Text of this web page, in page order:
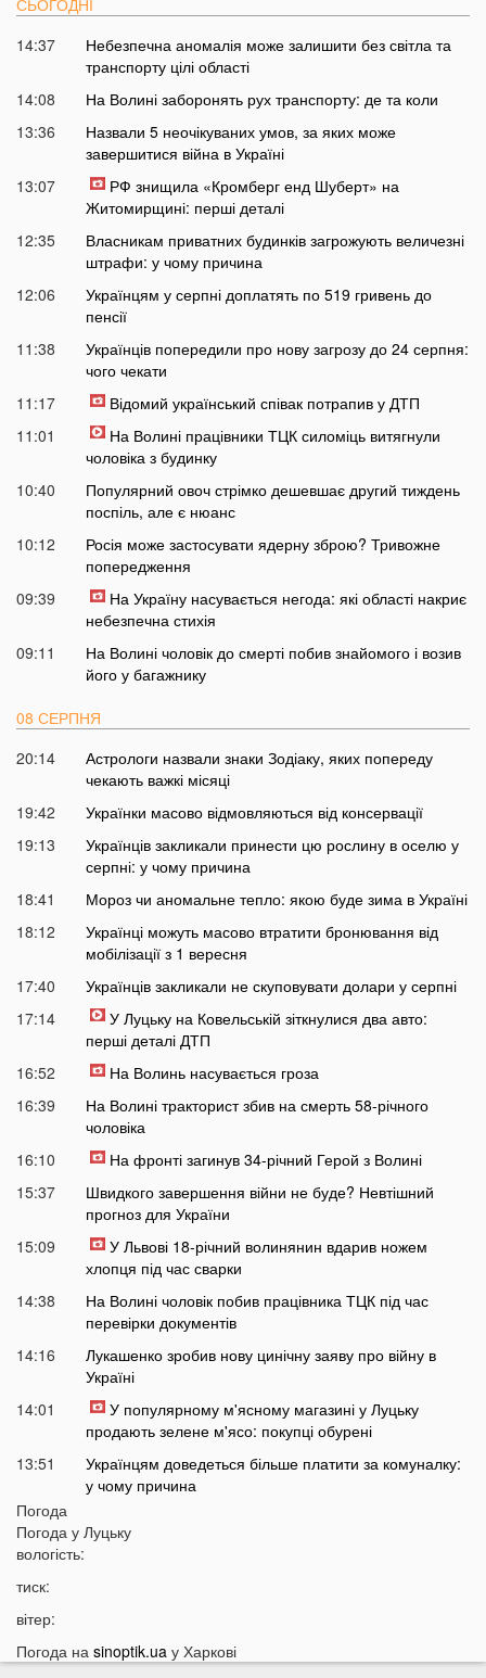
СЬОГОДНІ
14:37
Небезпечна аномалія може залишити без світла та
транспорту цілі області
14:08
На Волині заборонять рух транспорту: де та коли
13:36
Назвали 5 неочікуваних умов, за яких може
завершитися війна в Україні
13:07
РФ знищила «Кромберг енд Шуберт» на
Житомирщині: перші деталі
12:35
Власникам приватних будинків загрожують величезні
штрафи: у чому причина
12:06
Українцям у серпні доплатять по 519 гривень до
пенсії
11:38
Українців попередили про нову загрозу до 24 серпня:
чого чекати
11:17
Відомий український співак потрапив у ДТП
11:01
На Волині працівники ТЦК силоміць витягнули
чоловіка з будинку
10:40
Популярний овоч стрімко дешевшає другий тиждень
поспіль, але є нюанс
10:12
Росія може застосувати ядерну зброю? Тривожне
попередження
09:39
На Україну насувається негода: які області накриє
небезпечна стихія
09:11
На Волині чоловік до смерті побив знайомого і возив
його у багажнику
08 СЕРПНЯ
20:14
Астрологи назвали знаки Зодіаку, яких попереду
чекають важкі місяці
19:42
Українки масово відмовляються від консервації
19:13
Українців закликали принести цю рослину в оселю у
серпні: у чому причина
18:41
Мороз чи аномальне тепло: якою буде зима в Україні
18:12
Українці можуть масово втратити бронювання від
мобілізації з 1 вересня
17:40
Українців закликали не скуповувати долари у серпні
17:14
У Луцьку на Ковельській зіткнулися два авто:
перші деталі ДТП
16:52
На Волинь насувається гроза
16:39
На Волині тракторист збив на смерть 58-річного
чоловіка
16:10
На фронті загинув 34-річний Герой з Волині
15:37
Швидкого завершення війни не буде? Невтішний
прогноз для України
15:09
У Львові 18-річний волинянин вдарив ножем
хлопця під час сварки
14:38
На Волині чоловік побив працівника ТЦК під час
перевірки документів
14:16
Лукашенко зробив нову цинічну заяву про війну в
Україні
14:01
У популярному м'ясному магазині у Луцьку
продають зелене м'ясо: покупці обурені
13:51
Українцям доведеться більше платити за комуналку:
у чому причина
13:30
у чоловіків: деталі
12:55
12:35
Відомий російський музикант приїхав до України:
Погода
Погода у Луцьку
вологість:
тиск:
вітер:
Погода на sinoptik.ua у Харкові